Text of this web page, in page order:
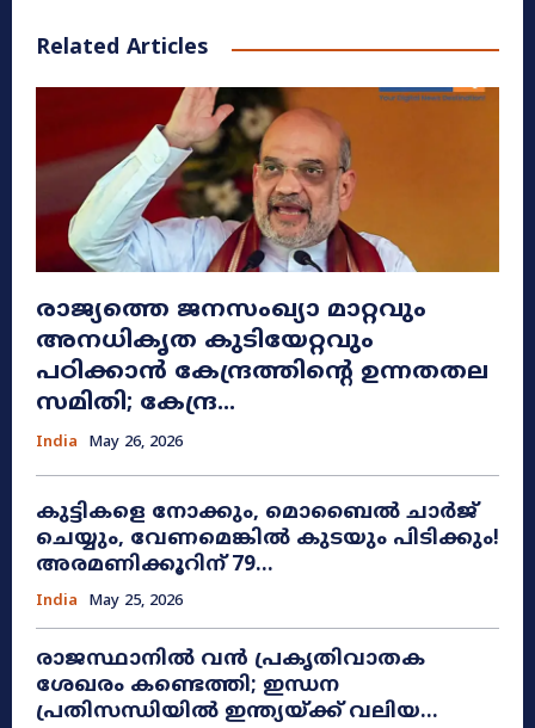
Related Articles
രാജ്യത്തെ ജനസംഖ്യാ മാറ്റവും
അനധികൃത കുടിയേറ്റവും
പഠിക്കാൻ കേന്ദ്രത്തിന്റെ ഉന്നതതല
സമിതി; കേന്ദ്ര...
India May 26, 2026
കുട്ടികളെ നോക്കും, മൊബൈൽ ചാർജ്
ചെയ്യും, വേണമെങ്കിൽ കുടയും പിടിക്കും!
അരമണിക്കൂറിന് 79...
India May 25, 2026
രാജസ്ഥാനിൽ വൻ പ്രകൃതിവാതക
ശേഖരം കണ്ടെത്തി; ഇന്ധന
പ്രതിസന്ധിയിൽ ഇന്ത്യയ്ക്ക് വലിയ...